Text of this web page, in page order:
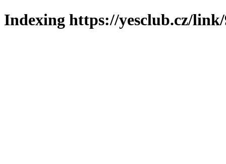
Indexing https://yesclub.cz/link/